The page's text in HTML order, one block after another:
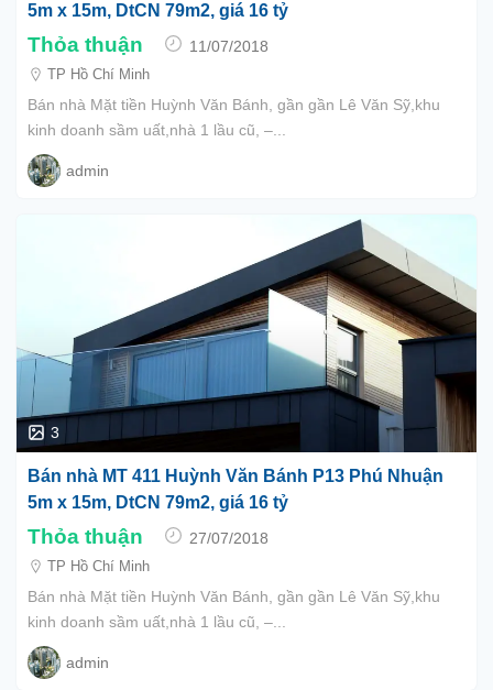
5m x 15m, DtCN 79m2, giá 16 tỷ
Thỏa thuận
11/07/2018
TP Hồ Chí Minh
Bán nhà Mặt tiền Huỳnh Văn Bánh, gần gần Lê Văn Sỹ,khu
kinh doanh sầm uất,nhà 1 lầu cũ, –...
admin
3
Bán nhà MT 411 Huỳnh Văn Bánh P13 Phú Nhuận
5m x 15m, DtCN 79m2, giá 16 tỷ
Thỏa thuận
27/07/2018
TP Hồ Chí Minh
Bán nhà Mặt tiền Huỳnh Văn Bánh, gần gần Lê Văn Sỹ,khu
kinh doanh sầm uất,nhà 1 lầu cũ, –...
admin